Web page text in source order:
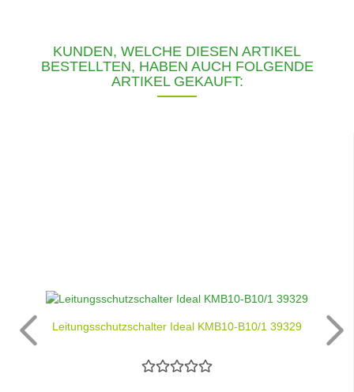
KUNDEN, WELCHE DIESEN ARTIKEL
BESTELLTEN, HABEN AUCH FOLGENDE
ARTIKEL GEKAUFT:
Leitungsschutzschalter Ideal KMB10-B10/1 39329